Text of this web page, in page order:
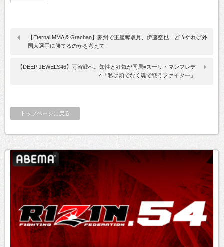
【Eternal MMA & Grachan】豪州で王座奪取月、伊藤空也「どうやれば外
国人選手に勝てるのかを考えて」
【DEEP JEWELS46】万智戦へ。知性と狂気が同居=スーリ・マンフレデ
ィ「私は頭でなく魂で戦うファイター」
トップページに戻る